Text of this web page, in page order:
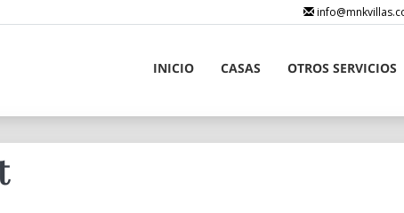
INICIO CASAS OTROS SERVICIOS